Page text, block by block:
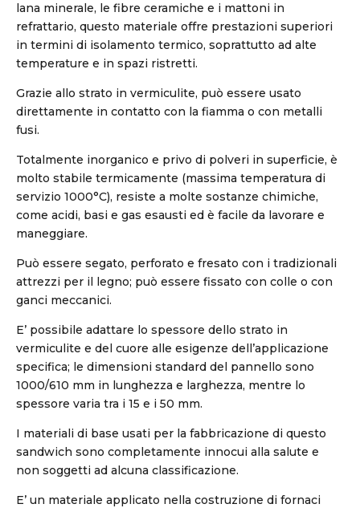
lana minerale, le fibre ceramiche e i mattoni in
refrattario, questo materiale offre prestazioni superiori
in termini di isolamento termico, soprattutto ad alte
temperature e in spazi ristretti.
Grazie allo strato in vermiculite, può essere usato
direttamente in contatto con la fiamma o con metalli
fusi.
Totalmente inorganico e privo di polveri in superficie, è
molto stabile termicamente (massima temperatura di
servizio 1000°C), resiste a molte sostanze chimiche,
come acidi, basi e gas esausti ed è facile da lavorare e
maneggiare.
Può essere segato, perforato e fresato con i tradizionali
attrezzi per il legno; può essere fissato con colle o con
ganci meccanici.
E’ possibile adattare lo spessore dello strato in
vermiculite e del cuore alle esigenze dell’applicazione
specifica; le dimensioni standard del pannello sono
1000/610 mm in lunghezza e larghezza, mentre lo
spessore varia tra i 15 e i 50 mm.
I materiali di base usati per la fabbricazione di questo
sandwich sono completamente innocui alla salute e
non soggetti ad alcuna classificazione.
E’ un materiale applicato nella costruzione di fornaci